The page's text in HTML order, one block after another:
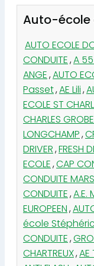
Auto-école
AUTO ECOLE
CONDUITE,A
ANGE,AUTO
Passet,AE Lili,
ECOLE ST
CHARLES
LONGCHAMP,
DRIVER,FRESH
ECOLE,CAP
CONDUITE
CONDUITE,
EUROPEEN,
école Stéphéric
CONDUITE,
CHARTREUX,AE